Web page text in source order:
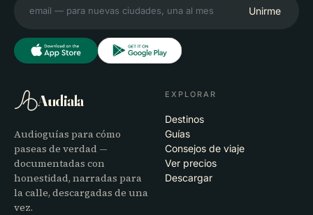
Unirme
Audiala
Audioguías para cómo
paseas de verdad —
documentadas con
honestidad, narradas para
la calle, descargadas de una
vez.
EXPLORAR
Destinos
Guías
Consejos de viaje
Ver precios
Descargar